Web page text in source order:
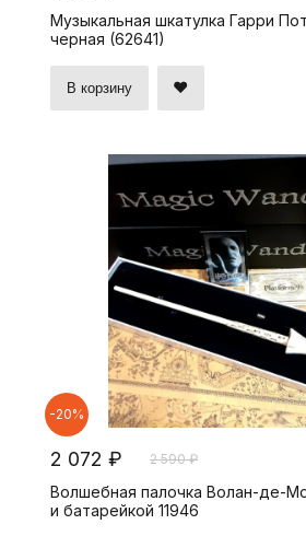
Музыкальная шкатулка Гарри
черная (62641)
В корзину
-20%
2 072 ₽ 2 590 ₽
Волшебная палочка Волан-де-
и батарейкой 11946